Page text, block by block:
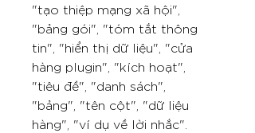
"tạo thiệp mạng xã hội",
"bảng gói", "tóm tắt thông
tin", "hiển thị dữ liệu", "cửa
hàng plugin", "kích hoạt",
"tiêu đề", "danh sách",
"bảng", "tên cột", "dữ liệu
hàng", "ví dụ về lời nhắc".